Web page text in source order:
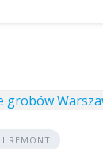
REMONT